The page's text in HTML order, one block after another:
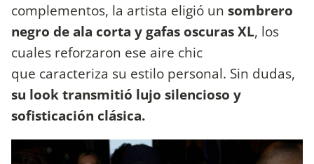
complementos, la artista eligió un sombrero
negro de ala corta y gafas oscuras XL, los
cuales reforzaron ese aire chic
que caracteriza su estilo personal. Sin dudas,
su look transmitió lujo silencioso y
sofisticación clásica.